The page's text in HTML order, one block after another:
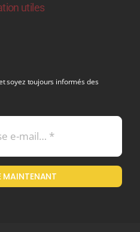
utiles
et de retours
soyez toujours informés des
MAINTENANT